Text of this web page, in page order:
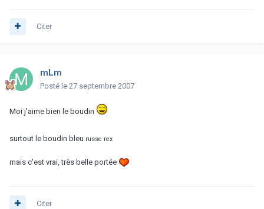
Citer
mLm
Posté le 27 septembre 2007
Moi j'aime bien le boudin
surtout le boudin bleu russe rex
mais c'est vrai, très belle portée
Citer